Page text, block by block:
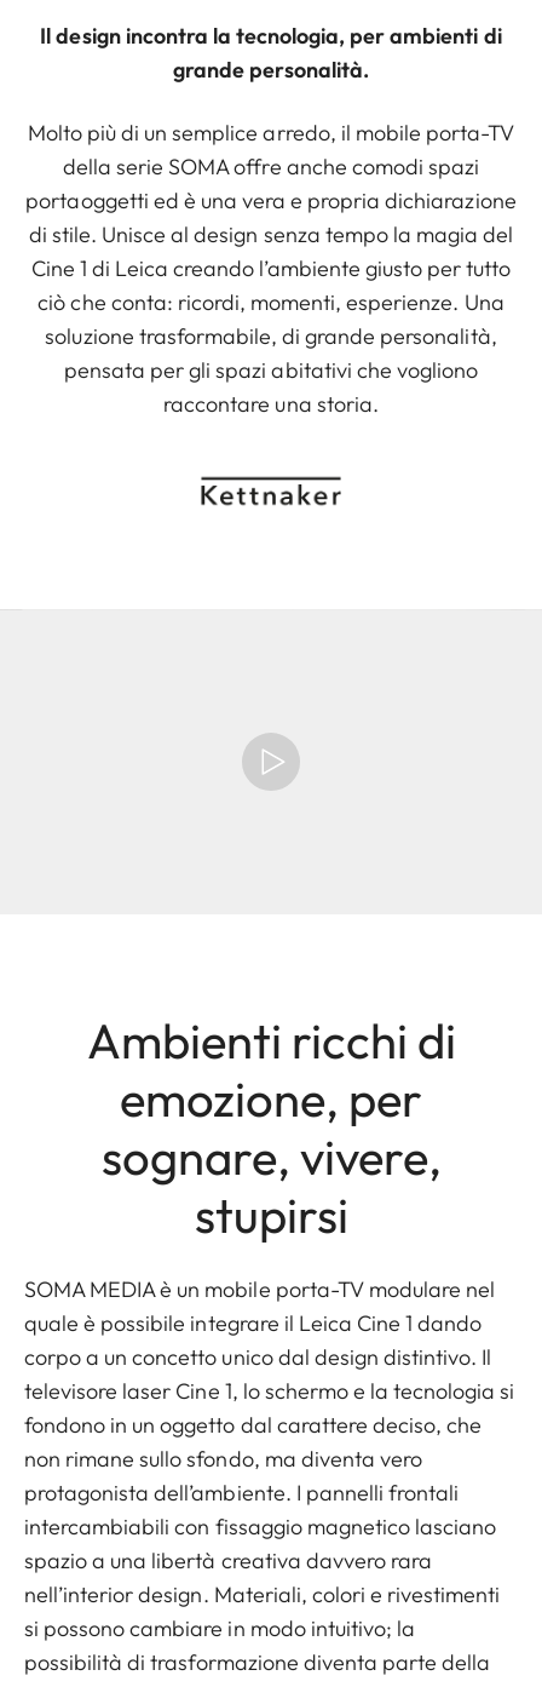
Il design incontra la tecnologia, per ambienti di
grande personalità.
Molto più di un semplice arredo, il mobile porta-TV
della serie SOMA offre anche comodi spazi
portaoggetti ed è una vera e propria dichiarazione
di stile. Unisce al design senza tempo la magia del
Cine 1 di Leica creando l’ambiente giusto per tutto
ciò che conta: ricordi, momenti, esperienze. Una
soluzione trasformabile, di grande personalità,
pensata per gli spazi abitativi che vogliono
raccontare una storia.
Ambienti ricchi di
emozione, per
sognare, vivere,
stupirsi
SOMA MEDIA è un mobile porta-TV modulare nel
quale è possibile integrare il Leica Cine 1 dando
corpo a un concetto unico dal design distintivo. Il
televisore laser Cine 1, lo schermo e la tecnologia si
fondono in un oggetto dal carattere deciso, che
non rimane sullo sfondo, ma diventa vero
protagonista dell’ambiente. I pannelli frontali
intercambiabili con fissaggio magnetico lasciano
spazio a una libertà creativa davvero rara
nell’interior design. Materiali, colori e rivestimenti
si possono cambiare in modo intuitivo; la
possibilità di trasformazione diventa parte della